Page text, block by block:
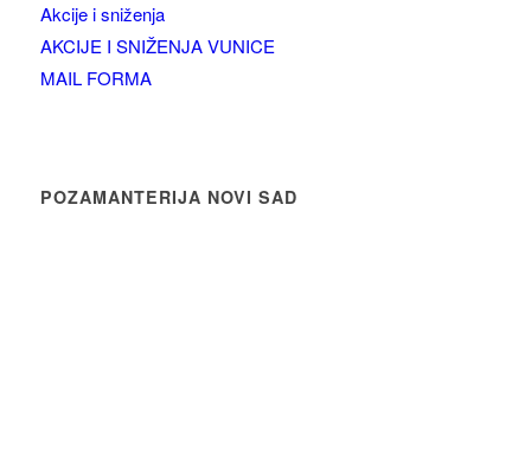
Akcije i sniženja
AKCIJE I SNIŽENJA VUNICE
MAIL FORMA
POZAMANTERIJA NOVI SAD